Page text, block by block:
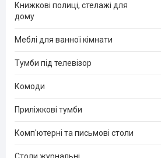
Книжкові полиці, стелажі для
дому
Меблі для ванної кімнати
Тумби під телевізор
Комоди
Приліжкові тумби
Комп'ютерні та письмові столи